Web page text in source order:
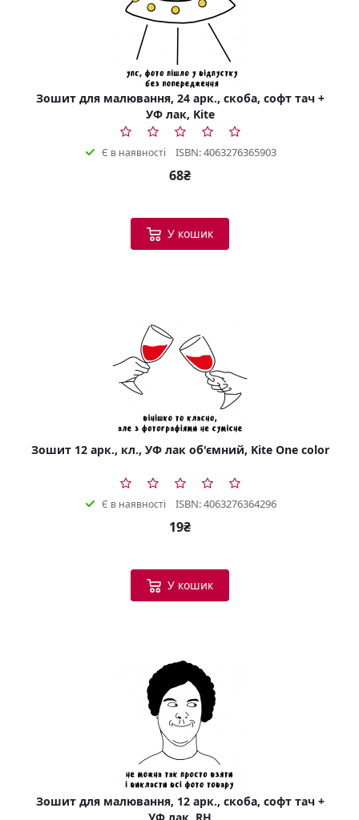
Зошит для малювання, 24 арк., скоба, софт тач +
УФ лак, Kite
Є в наявності ISBN: 4063276365903
68₴
У кошик
Зошит 12 арк., кл., УФ лак об'ємний, Kite One color
Є в наявності ISBN: 4063276364296
19₴
У кошик
Зошит для малювання, 12 арк., скоба, софт тач +